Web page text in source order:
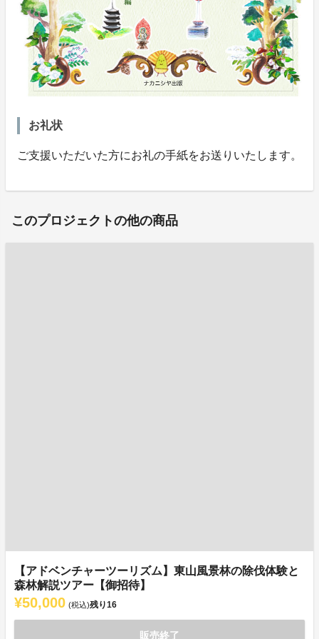
お礼状
ご支援いただいた方にお礼の手紙をお送りいたします。
このプロジェクトの他の商品
【アドベンチャーツーリズム】東山風景林の除伐体験と
森林解説ツアー【御招待】
¥50,000 (税込)残り16
販売終了